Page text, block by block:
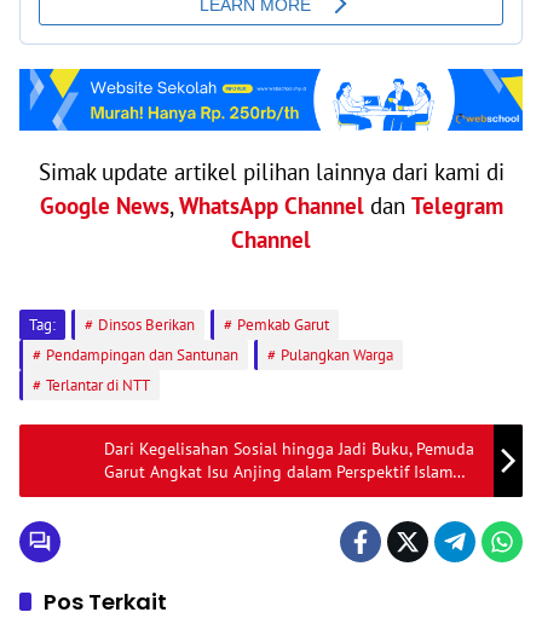
Simak update artikel pilihan lainnya dari kami di
Google News,WhatsApp Channeldan Telegram
Channel
Tag: Dinsos Berikan
Pemkab Garut
Pendampingan dan Santunan
Pulangkan Warga
Terlantar di NTT
Dari Kegelisahan Sosial hingga Jadi Buku, Pemuda
Garut Angkat Isu Anjing dalam Perspektif Islam
dan Sunda
Pos Terkait
Berita